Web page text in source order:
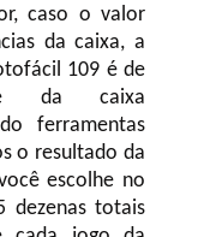
caso o valor
da caixa, a
109 é de
da caixa
ferramentas
o resultado da
escolhe no
dezenas totais